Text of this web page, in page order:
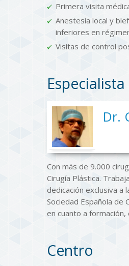
Primera visita
Anestesia local y
inferiores en
Visitas de control
Especialista
Dr.
Con más de 9.000
Cirugía Plástica.
dedicación exclusiva a
Sociedad Española de
en cuanto a
Centro